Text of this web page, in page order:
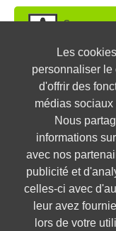
Les
personnaliser le
d'offrir des
médias sociaux
Nous
informations
avec nos
publicité et
celles-ci avec
leur avez
lors de votre
Soyez
Préparez
OFFRES